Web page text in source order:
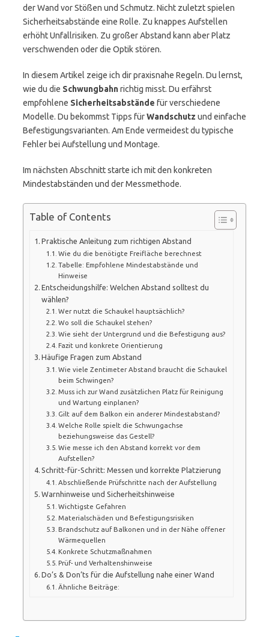
der Wand vor Stößen und Schmutz. Nicht zuletzt spielen
Sicherheitsabstände eine Rolle. Zu knappes Aufstellen
erhöht Unfallrisiken. Zu großer Abstand kann aber Platz
verschwenden oder die Optik stören.
In diesem Artikel zeige ich dir praxisnahe Regeln. Du lernst,
wie du die Schwungbahnrichtig misst. Du erfährst
empfohlene Sicherheitsabstände für verschiedene
Modelle. Du bekommst Tipps fürWandschutz und einfache
Befestigungsvarianten. Am Ende vermeidest du typische
Fehler bei Aufstellung und Montage.
Im nächsten Abschnitt starte ich mit den konkreten
Mindestabständen und der Messmethode.
Table of Contents
Praktische Anleitung zum richtigen Abstand
Wie du die benötigte Freifläche berechnest
Tabelle: Empfohlene Mindestabstände und
Hinweise
Entscheidungshilfe: Welchen Abstand solltest du
wählen?
Wer nutzt die Schaukel hauptsächlich?
Wo soll die Schaukel stehen?
Wie sieht der Untergrund und die Befestigung aus?
Fazit und konkrete Orientierung
Häufige Fragen zum Abstand
Wie viele Zentimeter Abstand braucht die Schaukel
beim Schwingen?
Muss ich zur Wand zusätzlichen Platz für Reinigung
und Wartung einplanen?
Gilt auf dem Balkon ein anderer Mindestabstand?
Welche Rolle spielt die Schwungachse
beziehungsweise das Gestell?
Wie messe ich den Abstand korrekt vor dem
Aufstellen?
Schritt-für-Schritt: Messen und korrekte Platzierung
Abschließende Prüfschritte nach der Aufstellung
Warnhinweise und Sicherheitshinweise
Wichtigste Gefahren
Materialschäden und Befestigungsrisiken
Brandschutz auf Balkonen und in der Nähe offener
Wärmequellen
Konkrete Schutzmaßnahmen
Prüf- und Verhaltenshinweise
Do’s & Don’ts für die Aufstellung nahe einer Wand
Ähnliche Beiträge: